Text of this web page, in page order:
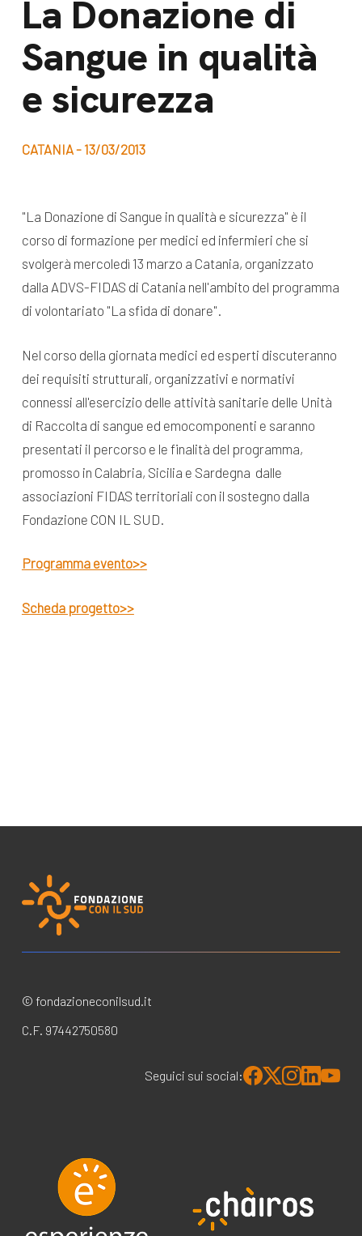
La Donazione di
Sangue in qualità
e sicurezza
CATANIA - 13/03/2013
"La Donazione di Sangue in qualità e sicurezza" è il
corso di formazione per medici ed infermieri che si
svolgerà mercoledì 13 marzo a Catania, organizzato
dalla ADVS-FIDAS di Catania nell'ambito del programma
di volontariato "La sfida di donare".
Nel corso della giornata medici ed esperti discuteranno
dei requisiti strutturali, organizzativi e normativi
connessi all'esercizio delle attività sanitarie delle Unità
di Raccolta di sangue ed emocomponenti e saranno
presentati il percorso e le finalità del programma,
promosso in Calabria, Sicilia e Sardegna dalle
associazioni FIDAS territoriali con il sostegno dalla
Fondazione CON IL SUD.
Programma evento>>
Scheda progetto>>
© fondazioneconilsud.it
C.F. 97442750580
Seguici sui social:
Lavora con noi
Bilancio di
missione
News e
appuntamenti
Appuntamenti
dal Sud
Campagne
e blog progetti
Seguici sui social: